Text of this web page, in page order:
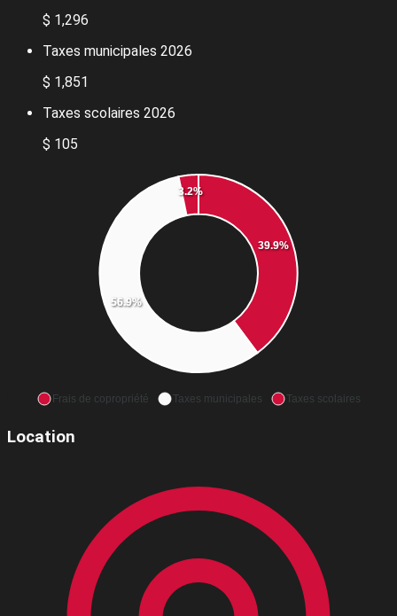
$ 1,296
Taxes municipales 2026
$ 1,851
Taxes scolaires 2026
$ 105
39.9%
56.9%
3.2%
Frais de copropriété Taxes municipales Taxes scolaires
Location